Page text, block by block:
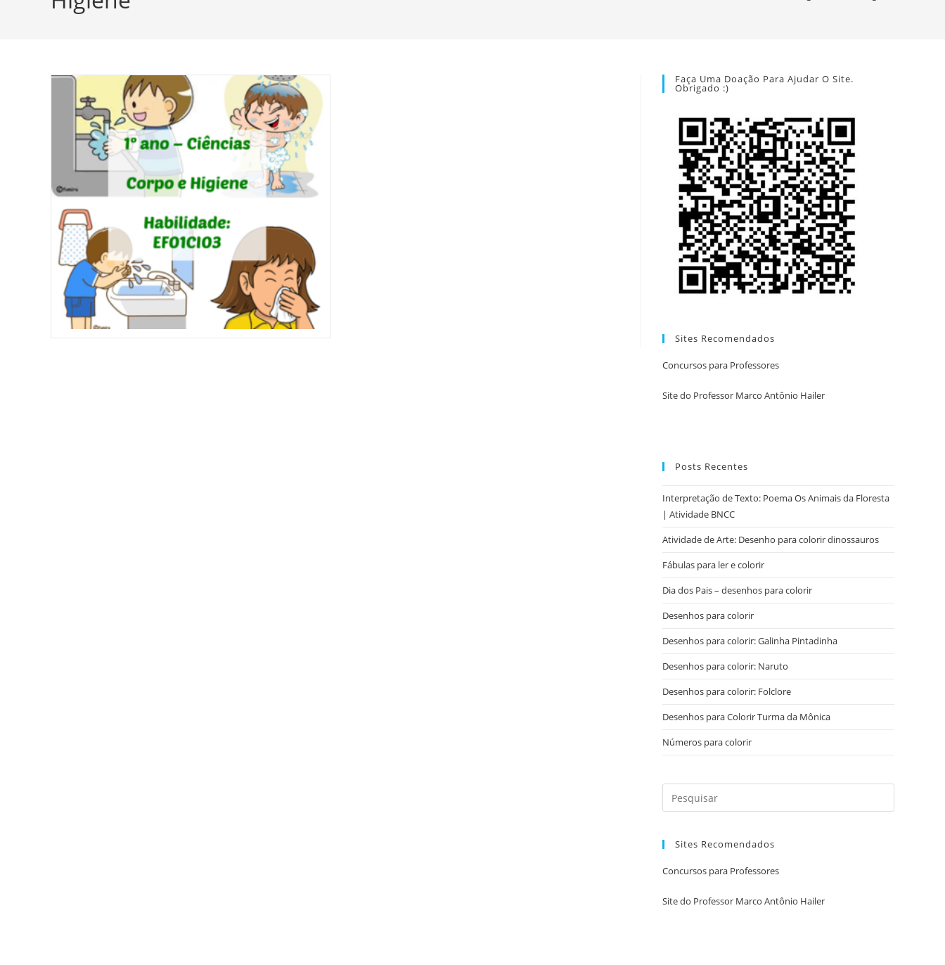
Faça Uma Doação Para Ajudar O Site.
Obrigado :)
Sites Recomendados
Concursos para Professores
Site do Professor Marco Antônio Hailer
Posts Recentes
Interpretação de Texto: Poema Os Animais da Floresta
| Atividade BNCC
Atividade de Arte: Desenho para colorir dinossauros
Fábulas para ler e colorir
Dia dos Pais – desenhos para colorir
Desenhos para colorir
Desenhos para colorir: Galinha Pintadinha
Desenhos para colorir: Naruto
Desenhos para colorir: Folclore
Desenhos para Colorir Turma da Mônica
Números para colorir
Sites Recomendados
Concursos para Professores
Site do Professor Marco Antônio Hailer